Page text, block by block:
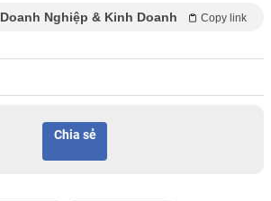
Doanh Nghiệp & Kinh Doanh Copy link
Chia sẻ